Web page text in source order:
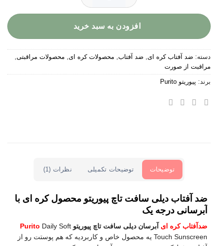
کرم ضد آفتاب دیلی سافت تاچ پیوریتو ( آبرسان قوی ) عدد
افزودن به سبد خرید
دسته: ضد آفتاب کره ای, ضد آفتاب, محصولات کره ای, محصولات مراقبتی,
مراقبت از صورت
برند: پیوریتو Purito
توضیحات توضیحات تکمیلی نظرات (1)
ضد آفتاب دیلی سافت تاچ پیوریتو محصول کره ای با
آبرسانی درجه یک
ضدآفتاب کره ای آبرسان دیلی سافت تاچ پیوریتو Purito Daily Soft
Touch Sunscreen یه محصول خاص و کاربردیه که هم پوستت رو از